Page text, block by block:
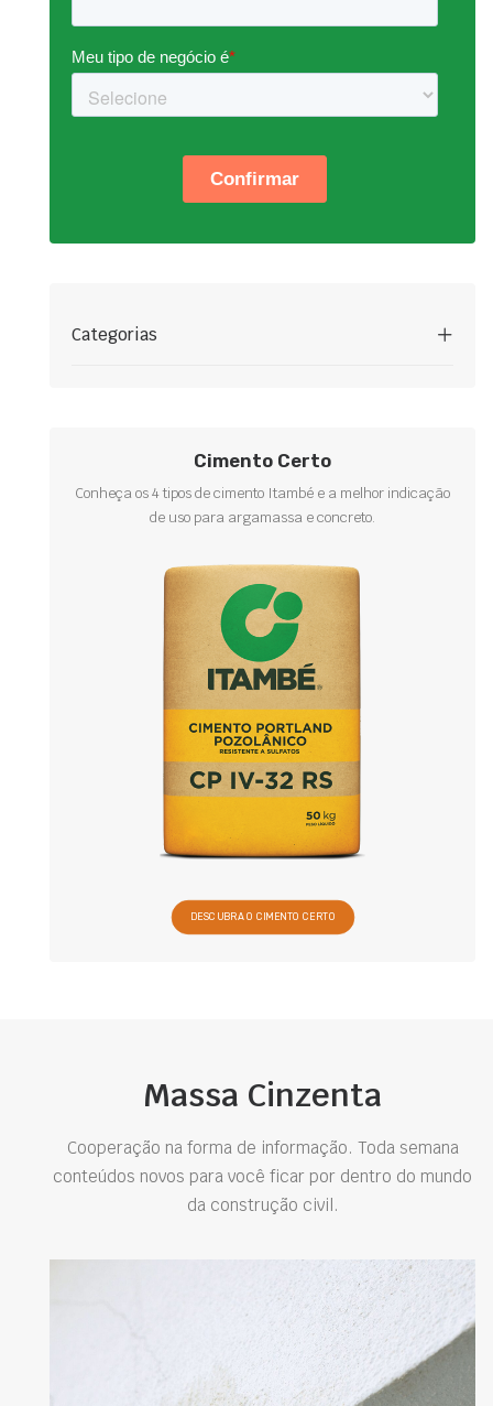
Categorias
Cimento Certo
Conheça os 4 tipos de cimento Itambé e a melhor indicação
de uso para argamassa e concreto.
DESCUBRA O CIMENTO CERTO
Massa Cinzenta
Cooperação na forma de informação. Toda semana
conteúdos novos para você ficar por dentro do mundo
da construção civil.